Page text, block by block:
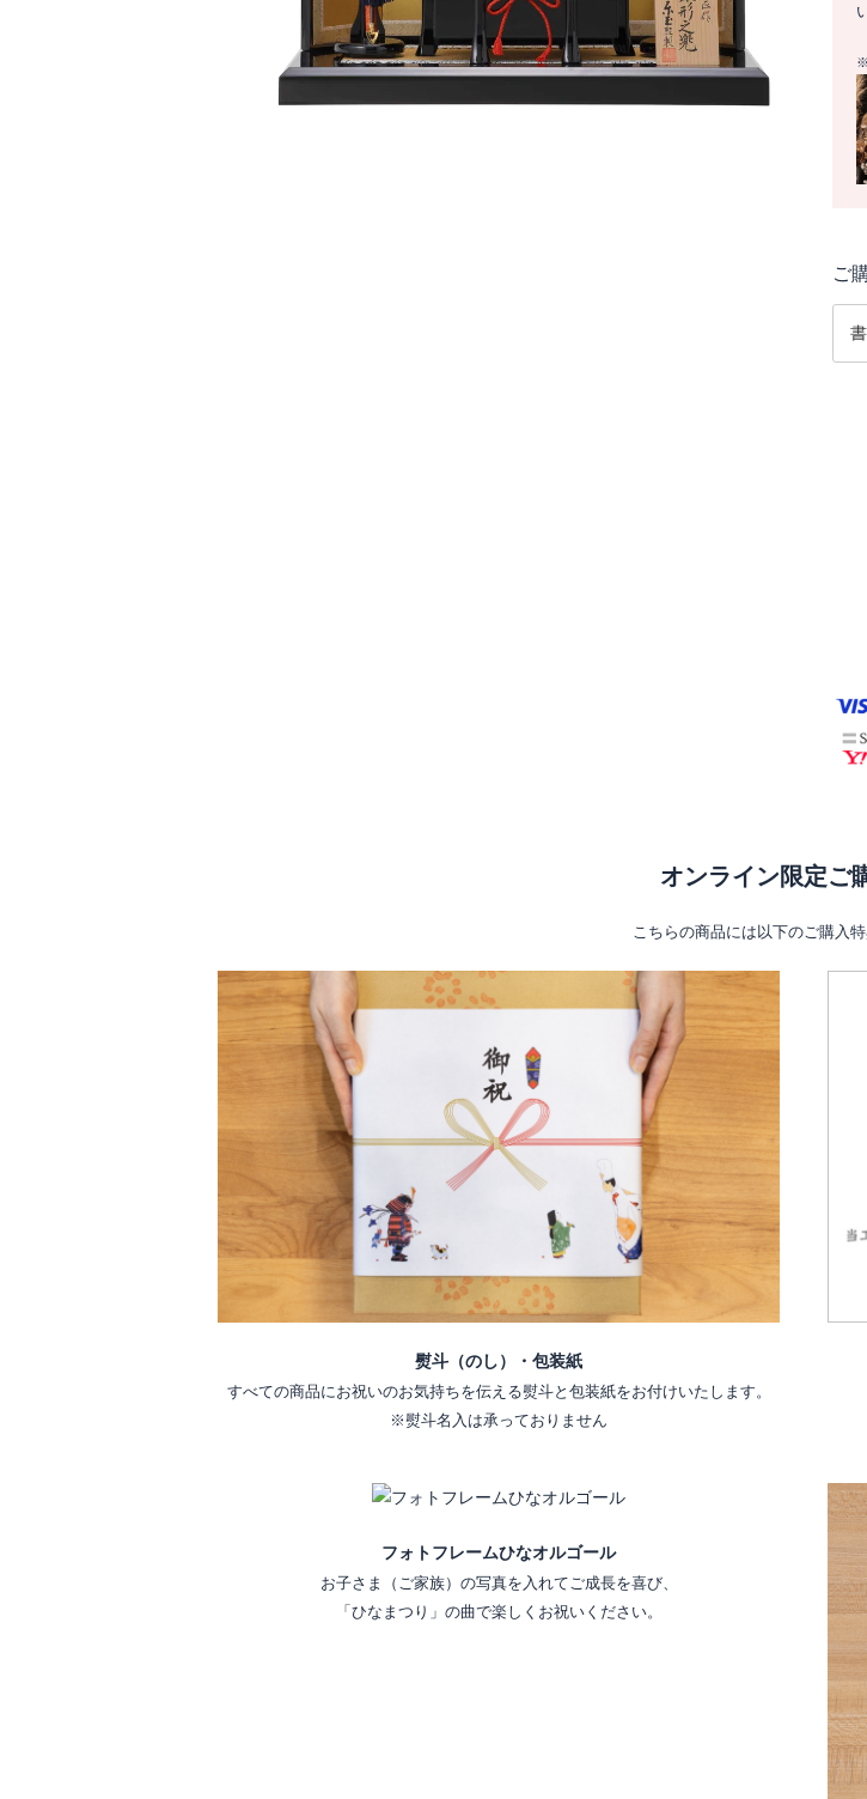
※
ご
オンライン限定ご
こちらの商品には以下のご購入特
熨斗（のし）・包装紙
すべての商品にお祝いのお気持ちを伝える熨斗と包装紙をお付けいたします。
※熨斗名入は承っておりません
フォトフレームひなオルゴール
お子さま（ご家族）の写真を入れてご成長を喜び、
「ひなまつり」の曲で楽しくお祝いください。